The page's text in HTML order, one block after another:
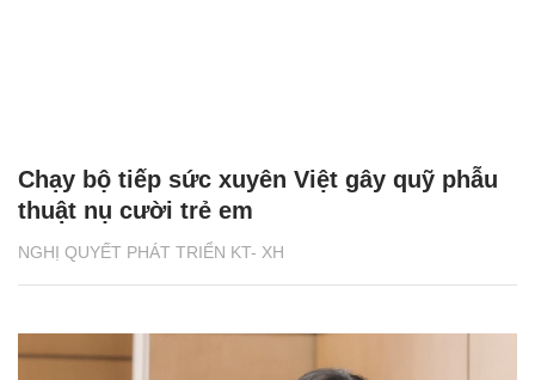
NGHỊ QUYẾT PHÁT TRIỂN KT- XH
Chạy bộ tiếp sức xuyên Việt gây quỹ phẫu
thuật nụ cười trẻ em